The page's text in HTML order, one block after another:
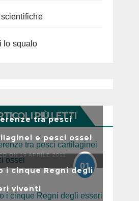
lo squalo
PIÙ LETTI
tra pesci
e pesci ossei
ON 19 APRILE 2011
01
i cinque Regni degli
viventi